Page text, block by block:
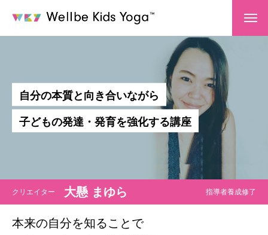
私たちについて
ウェルビィキッズヨガ™
講師紹介
ウェルビィ体操認定トレーナー
COURSE
自分の本質と 向 き合いながら
子どもの発達 ・ 発育を強化する講座
クリエイター 大懸 まゆら 指導者養成修了
本来の自分を知ることで